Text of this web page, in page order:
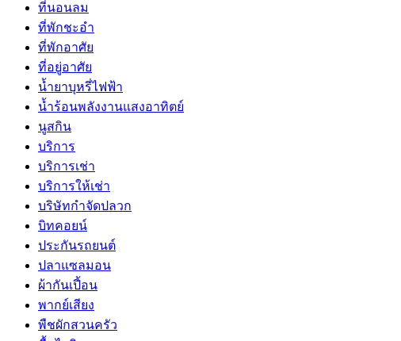
ที่นอนลม
ที่พักชะอำ
ที่พักอาศัย
ที่อยู่อาศัย
น้ำยาบุหรี่ไฟฟ้า
น้ำร้อนพลังงานแสงอาทิตย์
นูสกิน
บริการ
บริการเช่า
บริการให้เช่า
บริษัทกำจัดปลวก
บิทคอยน์
ประกันรถยนต์
ปลาแซลมอน
ผ้ากันเปี้อน
พากย์เสียง
พืชผักสวนครัว